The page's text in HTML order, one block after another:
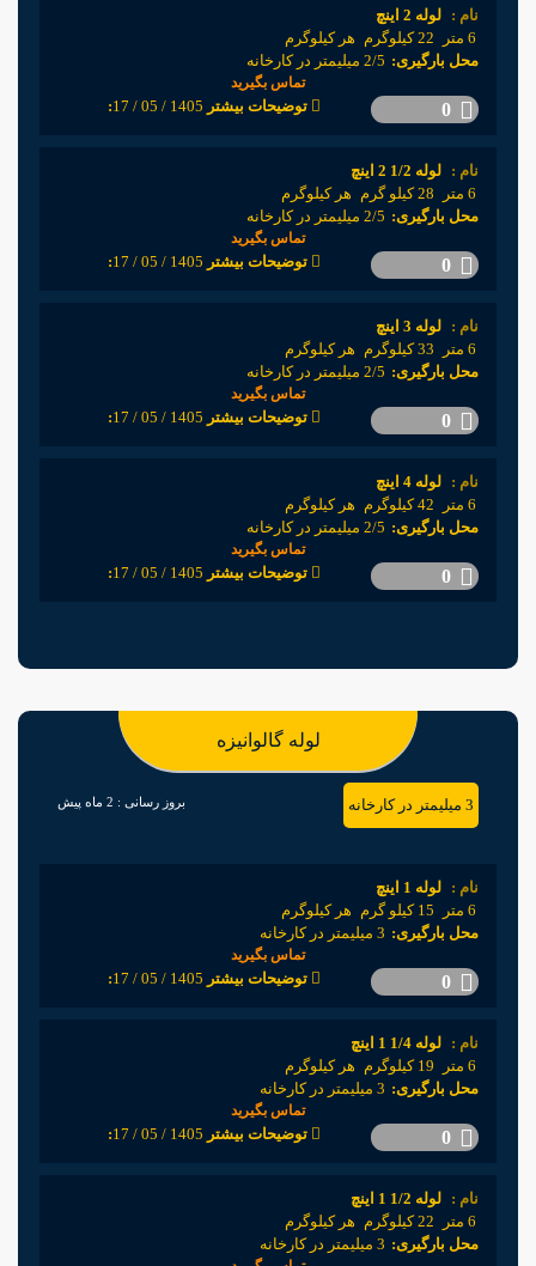
نام : لوله 2 اینچ
6 متر
22 کیلوگرم
هر کیلوگرم
محل بارگیری: 2/5 میلیمتر در کارخانه
تماس بگیرید
:توضیحات بیشتر
نام : لوله 1/2 2 اینچ
6 متر
28 کیلو گرم
هر کیلوگرم
محل بارگیری: 2/5 میلیمتر در کارخانه
تماس بگیرید
:توضیحات بیشتر
نام : لوله 3 اینچ
6 متر
33 کیلوگرم
هر کیلوگرم
محل بارگیری: 2/5 میلیمتر در کارخانه
تماس بگیرید
:توضیحات بیشتر
نام : لوله 4 اینچ
6 متر
42 کیلوگرم
هر کیلوگرم
محل بارگیری: 2/5 میلیمتر در کارخانه
تماس بگیرید
:توضیحات بیشتر
لوله گالوانیزه
3 میلیمتر در کارخانه بروز رسانی : 2 ماه پیش
نام : لوله 1 اینچ
6 متر
15 کیلو گرم
هر کیلوگرم
محل بارگیری: 3 میلیمتر در کارخانه
تماس بگیرید
:توضیحات بیشتر
نام : لوله 1/4 1 اینچ
6 متر
19 کیلوگرم
هر کیلوگرم
محل بارگیری: 3 میلیمتر در کارخانه
تماس بگیرید
:توضیحات بیشتر
نام : لوله 1/2 1 اینچ
6 متر
22 کیلوگرم
هر کیلوگرم
محل بارگیری: 3 میلیمتر در کارخانه